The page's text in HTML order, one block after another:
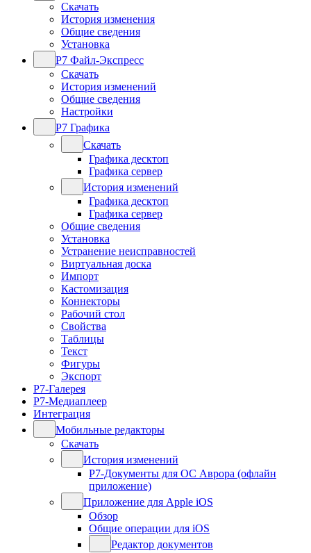
Скачать
История изменения
Общие сведения
Установка
Р7 Файл-Экспресс
Скачать
История изменений
Общие сведения
Настройки
Р7 Графика
Скачать
Графика десктоп
Графика сервер
История изменений
Графика десктоп
Графика сервер
Общие сведения
Установка
Устранение неисправностей
Виртуальная доска
Импорт
Кастомизация
Коннекторы
Рабочий стол
Свойства
Таблицы
Текст
Фигуры
Экспорт
Р7-Галерея
Р7-Медиаплеер
Интеграция
Мобильные редакторы
Скачать
История изменений
Р7-Документы для ОС Аврора (офлайн
приложение)
Приложение для Apple iOS
Обзор
Общие операции для iOS
Редактор документов